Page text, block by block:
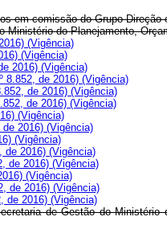
em comissão do Grupo-
Ministério do Planejamento,
(Vigência)
(Vigência)
2016) (Vigência)
8.852, de 2016) (Vigência)
de 2016) (Vigência)
de 2016) (Vigência)
(Vigência)
de 2016) (Vigência)
(Vigência)
de 2016) (Vigência)
de 2016) (Vigência)
(Vigência)
de 2016) (Vigência)
de 2016) (Vigência)
de Gestão do